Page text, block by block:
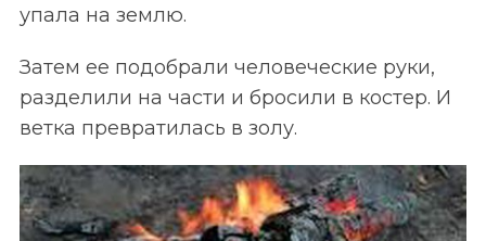
упала на землю.
Затем ее подобрали человеческие руки,
разделили на части и бросили в костер. И
ветка превратилась в золу.